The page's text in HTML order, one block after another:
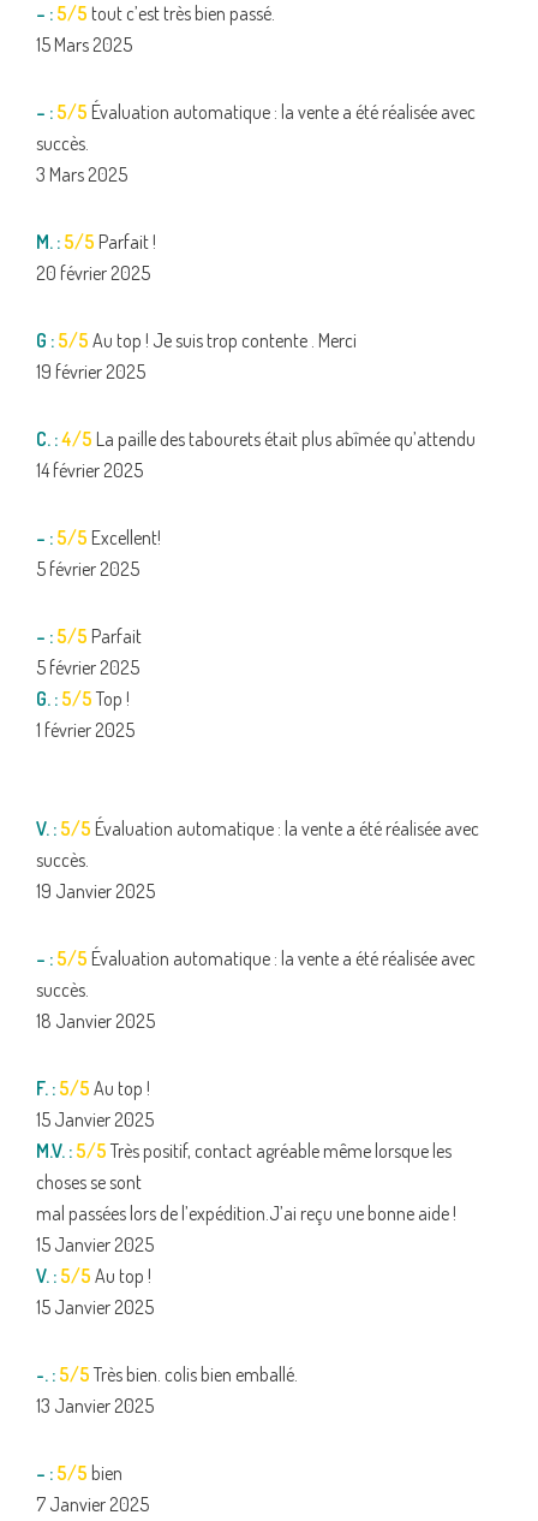
– : 5/5 tout c’est très bien passé.
15 Mars 2025
– : 5/5 Évaluation automatique : la vente a été réalisée avec
succès.
3 Mars 2025
M. : 5/5 Parfait !
20 février 2025
G : 5/5 Au top ! Je suis trop contente . Merci
19 février 2025
C. :4/5 La paille des tabourets était plus abîmée qu’attendu
14 février 2025
– : 5/5 Excellent!
5 février 2025
– : 5/5 Parfait
5 février 2025
G. : 5/5 Top !
1 février 2025
V. : 5/5 Évaluation automatique : la vente a été réalisée avec
succès.
19 Janvier 2025
– : 5/5 Évaluation automatique : la vente a été réalisée avec
succès.
18 Janvier 2025
F. : 5/5 Au top !
15 Janvier 2025
M.V. : 5/5 Très positif, contact agréable même lorsque les
choses se sont
mal passées lors de l’expédition.J’ai reçu une bonne aide !
15 Janvier 2025
V. : 5/5 Au top !
15 Janvier 2025
-. : 5/5 Très bien. colis bien emballé.
13 Janvier 2025
– : 5/5 bien
7 Janvier 2025